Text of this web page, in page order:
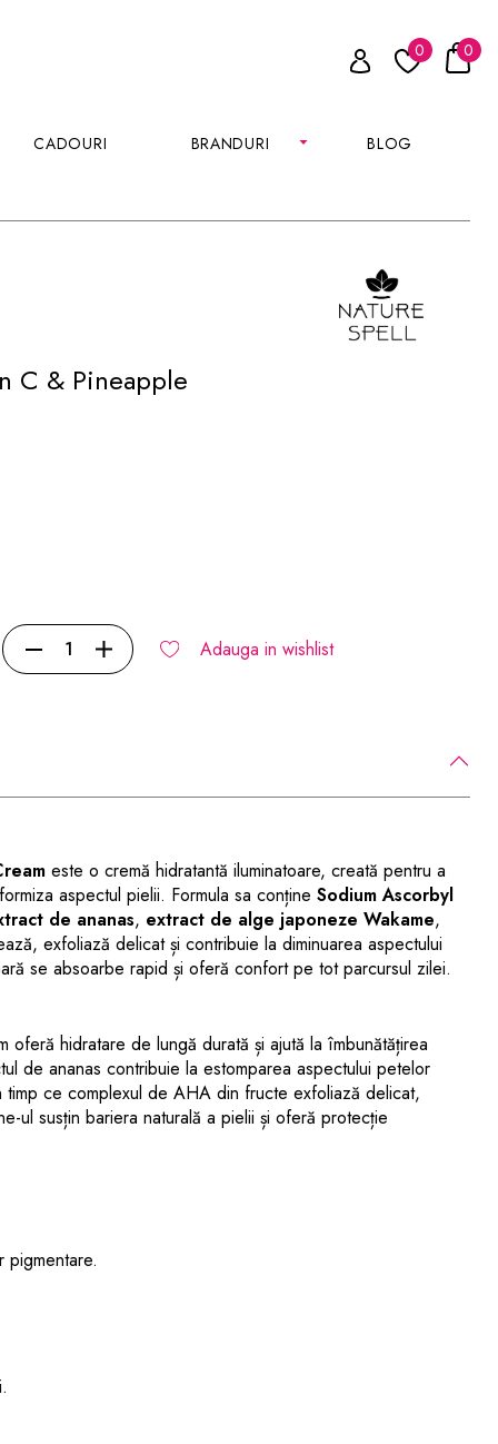
0 0
CADOURI BRANDURI BLOG
C & Pineapple
Adauga in wishlist
este o cremă hidratantă iluminatoare, creată pentru a
aspectul pielii. Formula sa conțineSodium Ascorbyl
de ananas, extract de alge japoneze Wakame,
exfoliază delicat și contribuie la diminuarea aspectului
se absoarbe rapid și oferă confort pe tot parcursul zilei.
hidratare de lungă durată și ajută la îmbunătățirea
de ananas contribuie la estomparea aspectului petelor
timp ce complexul de AHA din fructe exfoliază delicat,
ul susțin bariera naturală a pielii și oferă protecție
pigmentare.